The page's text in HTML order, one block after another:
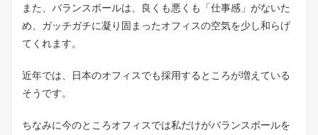
また、バランスボールは、良くも悪くも「仕事感」がないた
め、ガッチガチに凝り固まったオフィスの空気を少し和らげ
てくれます。
近年では、日本のオフィスでも採用するところが増えている
そうです。
ちなみに今のところオフィスでは私だけがバランスボールを